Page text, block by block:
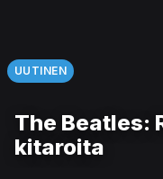
UUTINEN
The Beatles:
kitaroita